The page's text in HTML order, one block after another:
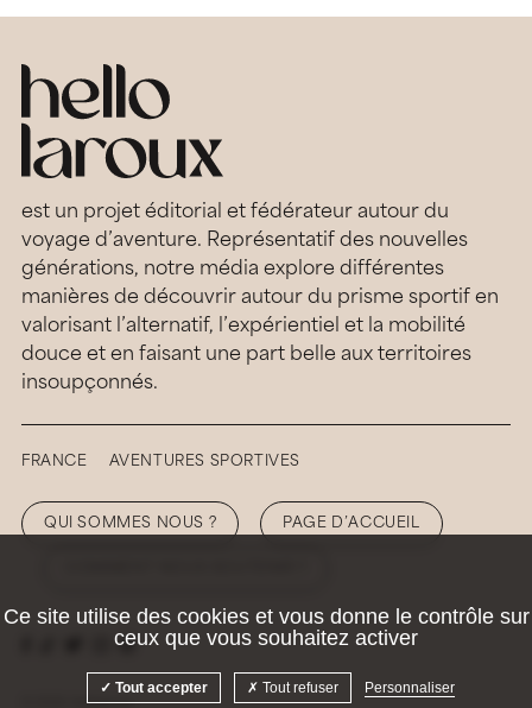
est un projet éditorial et fédérateur autour du
voyage d’aventure. Représentatif des nouvelles
générations, notre média explore différentes
manières de découvrir autour du prisme sportif en
valorisant l’alternatif, l’expérientiel et la mobilité
douce et en faisant une part belle aux territoires
insoupçonnés.
FRANCE AVENTURES SPORTIVES
QUI SOMMES NOUS ? PAGE D’ACCUEIL
© 2026 Hellolaroux
Ce site utilise des cookies et vous donne le contrôle sur
ceux que vous souhaitez activer
Tout accepter Tout refuser Personnaliser